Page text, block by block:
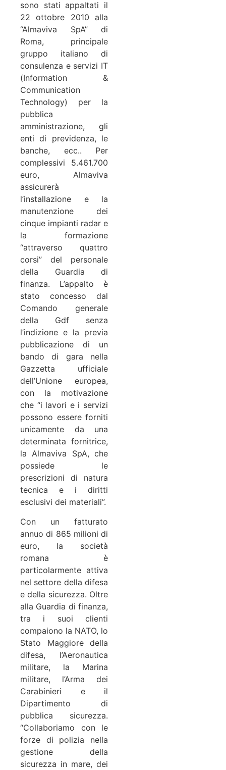
sono stati appaltati il
22 ottobre 2010 alla
“Almaviva SpA” di
Roma, principale
gruppo italiano di
consulenza e servizi IT
(Information &
Communication
Technology) per la
pubblica
amministrazione, gli
enti di previdenza, le
banche, ecc.. Per
complessivi 5.461.700
euro, Almaviva
assicurerà
l’installazione e la
manutenzione dei
cinque impianti radar e
la formazione
“attraverso quattro
corsi” del personale
della Guardia di
finanza. L’appalto è
stato concesso dal
Comando generale
della Gdf senza
l’indizione e la previa
pubblicazione di un
bando di gara nella
Gazzetta ufficiale
dell’Unione europea,
con la motivazione
che “i lavori e i servizi
possono essere forniti
unicamente da una
determinata fornitrice,
la Almaviva SpA, che
possiede le
prescrizioni di natura
tecnica e i diritti
esclusivi dei materiali”.
Con un fatturato
annuo di 865 milioni di
euro, la società
romana è
particolarmente attiva
nel settore della difesa
e della sicurezza. Oltre
alla Guardia di finanza,
tra i suoi clienti
compaiono la NATO, lo
Stato Maggiore della
difesa, l’Aeronautica
militare, la Marina
militare, l’Arma dei
Carabinieri e il
Dipartimento di
pubblica sicurezza.
“Collaboriamo con le
forze di polizia nella
gestione della
sicurezza in mare, dei